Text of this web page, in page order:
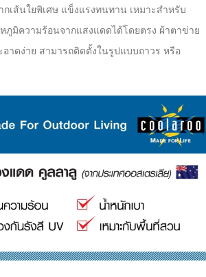
กเส้นใยพิเศษ แข็งแรงทนทาน เหมาะสำหรับ
มิความร้อนจากแสงแดดได้โดยตรง ผ้าตาข่าย
าดง่าย สามารถติดตั้งในรูปแบบถาวร หรือ